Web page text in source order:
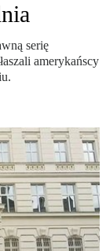
serię
amerykańscy